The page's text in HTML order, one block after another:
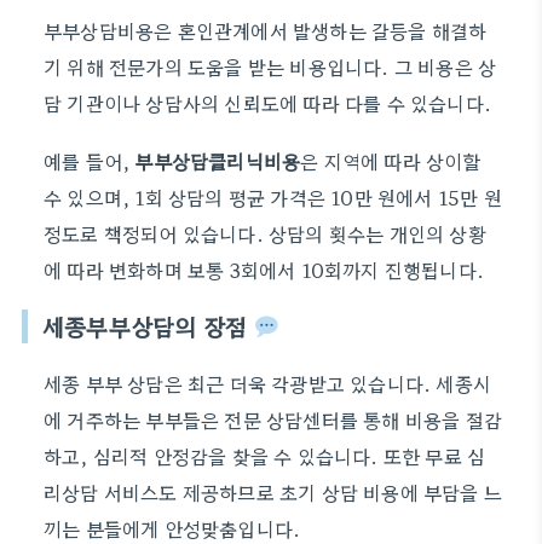
부부상담비용은 혼인관계에서 발생하는 갈등을 해결하
기 위해 전문가의 도움을 받는 비용입니다. 그 비용은 상
담 기관이나 상담사의 신뢰도에 따라 다를 수 있습니다.
예를 들어, 부부상담클리닉비용은 지역에 따라 상이할
수 있으며, 1회 상담의 평균 가격은 10만 원에서 15만 원
정도로 책정되어 있습니다. 상담의 횟수는 개인의 상황
에 따라 변화하며 보통 3회에서 10회까지 진행됩니다.
세종부부상담의 장점
세종 부부 상담은 최근 더욱 각광받고 있습니다. 세종시
에 거주하는 부부들은 전문 상담센터를 통해 비용을 절감
하고, 심리적 안정감을 찾을 수 있습니다. 또한 무료 심
리상담 서비스도 제공하므로 초기 상담 비용에 부담을 느
끼는 분들에게 안성맞춤입니다.